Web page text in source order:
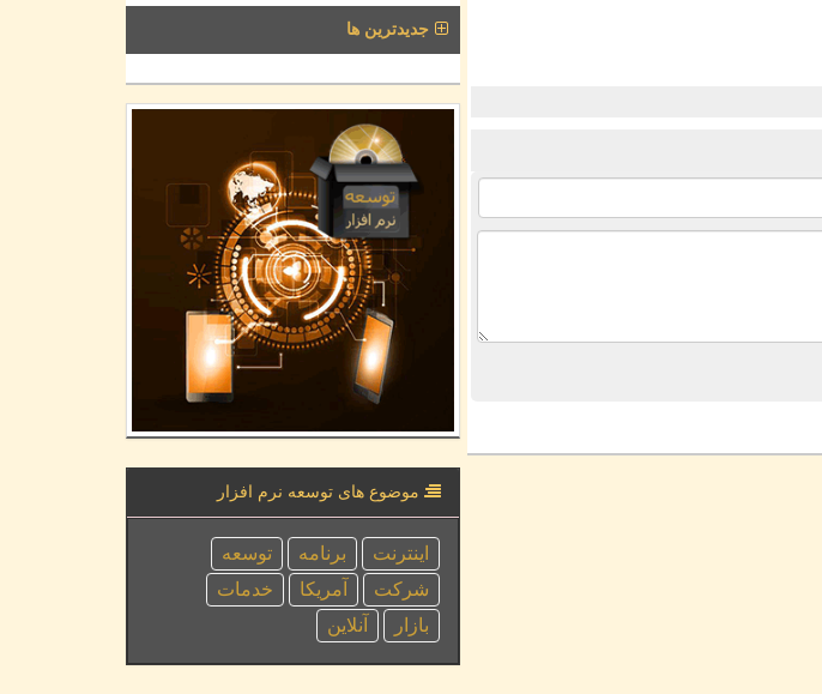
جدیدترین ها
موضوع های توسعه نرم افزار
اینترنت برنامه
توسعه
شركت
آمریكا
خدمات
بازار
آنلاین